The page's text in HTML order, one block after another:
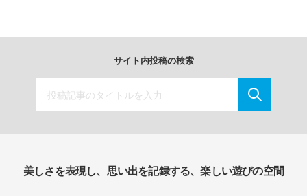
サイト内投稿の検索
美しさを表現し、思い出を記録する、楽しい遊びの空間